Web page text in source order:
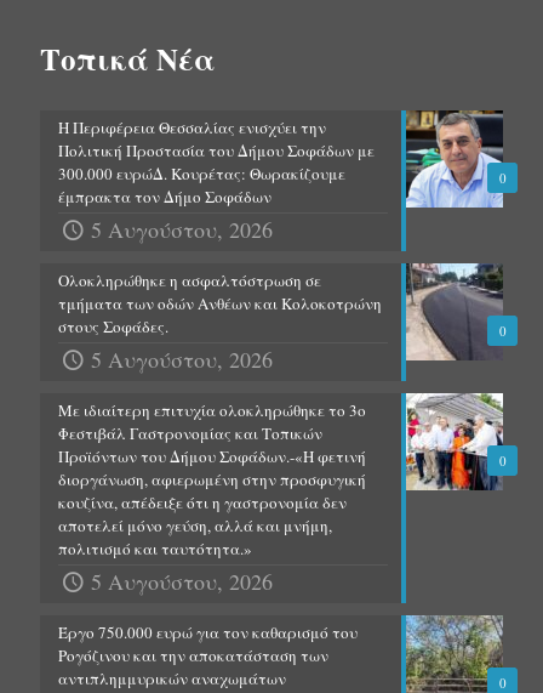
Τοπικά Νέα
0
Η Περιφέρεια Θεσσαλίας ενισχύει την
Πολιτική Προστασία του Δήμου Σοφάδων με
300.000 ευρώΔ. Κουρέτας: Θωρακίζουμε
έμπρακτα τον Δήμο Σοφάδων
5 Αυγούστου, 2026
0
Ολοκληρώθηκε η ασφαλτόστρωση σε
τμήματα των οδών Ανθέων και Κολοκοτρώνη
στους Σοφάδες.
5 Αυγούστου, 2026
0
Με ιδιαίτερη επιτυχία ολοκληρώθηκε το 3ο
Φεστιβάλ Γαστρονομίας και Τοπικών
Προϊόντων του Δήμου Σοφάδων.-«Η φετινή
διοργάνωση, αφιερωμένη στην προσφυγική
κουζίνα, απέδειξε ότι η γαστρονομία δεν
αποτελεί μόνο γεύση, αλλά και μνήμη,
πολιτισμό και ταυτότητα.»
5 Αυγούστου, 2026
0
Έργο 750.000 ευρώ για τον καθαρισμό του
Ρογόζινου και την αποκατάσταση των
αντιπλημμυρικών αναχωμάτων